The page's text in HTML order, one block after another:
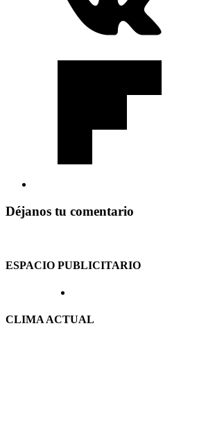
Déjanos tu comentario
ESPACIO PUBLICITARIO
CLIMA ACTUAL